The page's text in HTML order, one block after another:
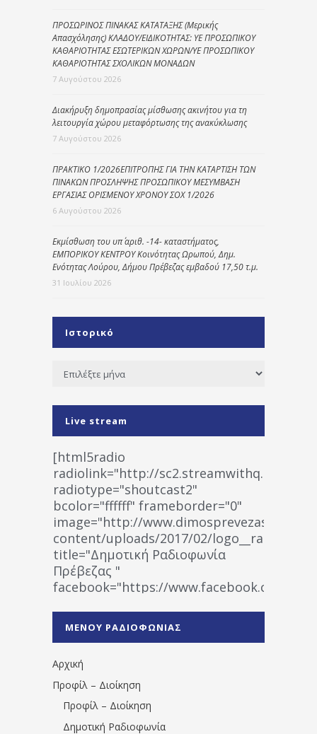
ΠΡΟΣΩΡΙΝΟΣ ΠΙΝΑΚΑΣ ΚΑΤΑΤΑΞΗΣ (Μερικής
Απασχόλησης) ΚΛΑΔΟΥ/ΕΙΔΙΚΟΤΗΤΑΣ: ΥΕ ΠΡΟΣΩΠΙΚΟΥ
ΚΑΘΑΡΙΟΤΗΤΑΣ ΕΣΩΤΕΡΙΚΩΝ ΧΩΡΩΝ/ΥΕ ΠΡΟΣΩΠΙΚΟΥ
ΚΑΘΑΡΙΟΤΗΤΑΣ ΣΧΟΛΙΚΩΝ ΜΟΝΑΔΩΝ
7 Αυγούστου 2026
Διακήρυξη δημοπρασίας μίσθωσης ακινήτου για τη
λειτουργία χώρου μεταφόρτωσης της ανακύκλωσης
7 Αυγούστου 2026
ΠΡΑΚΤΙΚΟ 1/2026ΕΠΙΤΡΟΠΗΣ ΓΙΑ ΤΗΝ ΚΑΤΑΡΤΙΣΗ ΤΩΝ
ΠΙΝΑΚΩΝ ΠΡΟΣΛΗΨΗΣ ΠΡΟΣΩΠΙΚΟΥ ΜΕΣΥΜΒΑΣΗ
ΕΡΓΑΣΙΑΣ ΟΡΙΣΜΕΝΟΥ ΧΡΟΝΟΥ ΣΟΧ 1/2026
6 Αυγούστου 2026
Εκμίσθωση του υπ΄ αριθ. -14- καταστήματος,
ΕΜΠΟΡΙΚΟΥ ΚΕΝΤΡΟΥ Κοινότητας Ωρωπού, Δημ.
Ενότητας Λούρου, Δήμου Πρέβεζας εμβαδού 17,50 τ.μ.
31 Ιουλίου 2026
Ιστορικό
Ιστορικό
Live stream
[html5radio
radiolink="http://
radiotype="shoutcast2"
bcolor="ffffff" frameborder="0"
image="http://www.dimosprevezas.gr/wp-
content/uploads/2017/02/
title="Δημοτική Ραδιοφωνία
Πρέβεζας "
facebook="https://www.facebook.com/
1531194763766854/" artist="" ]
ΜΕΝΟΥ ΡΑΔΙΟΦΩΝΙΑΣ
Αρχική
Προφίλ – Διοίκηση
Προφίλ – Διοίκηση
Δημοτική Ραδιοφωνία